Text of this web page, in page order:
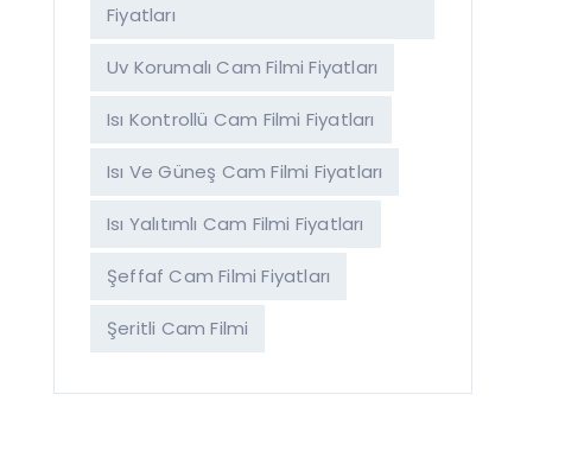
Fiyatları
Uv Korumalı Cam Filmi Fiyatları
Isı Kontrollü Cam Filmi Fiyatları
Isı Ve Güneş Cam Filmi Fiyatları
Isı Yalıtımlı Cam Filmi Fiyatları
Şeffaf Cam Filmi Fiyatları
Şeritli Cam Filmi